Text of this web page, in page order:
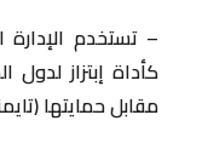
– تستخدم الإدارة
كأداة إبتزاز
مقابل حمايتها (تايمز